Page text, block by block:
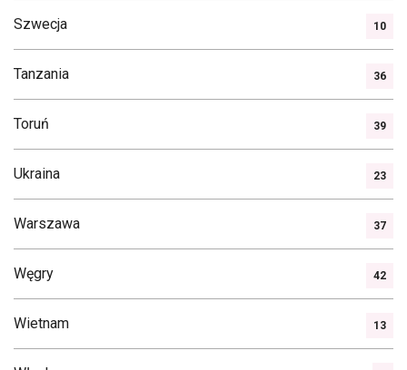
Szwecja 10
Tanzania 36
Toruń 39
Ukraina 23
Warszawa 37
Węgry 42
Wietnam 13